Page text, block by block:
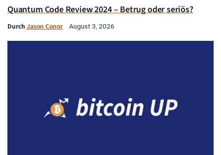
Quantum Code Review 2024 – Betrug oder seriös?
Durch Jason Conor August 3, 2026